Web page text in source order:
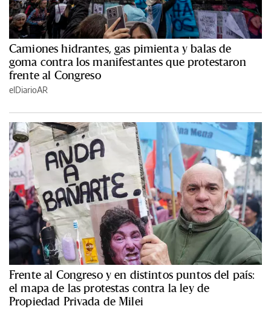
Camiones hidrantes, gas pimienta y balas de
goma contra los manifestantes que protestaron
frente al Congreso
elDiarioAR
Frente al Congreso y en distintos puntos del país:
el mapa de las protestas contra la ley de
Propiedad Privada de Milei